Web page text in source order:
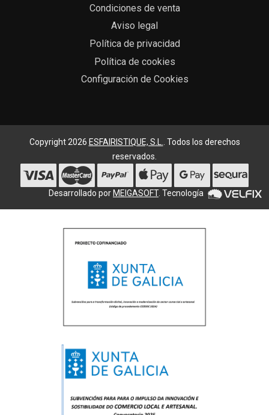
Condiciones de venta
Aviso legal
Política de privacidad
Política de cookies
Configuración de Cookies
Copyright 2026 ESFAIRISTIQUE, S.L.. Todos los derechos
reservados.
Desarrollado por MEIGASOFT. Tecnología